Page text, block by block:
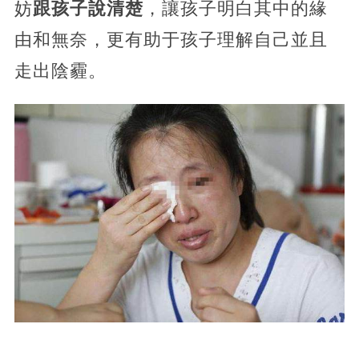
妨跟孩子說清楚，讓孩子明白其中的緣
由和無奈，更有助于孩子理解自己並且
走出陰霾。